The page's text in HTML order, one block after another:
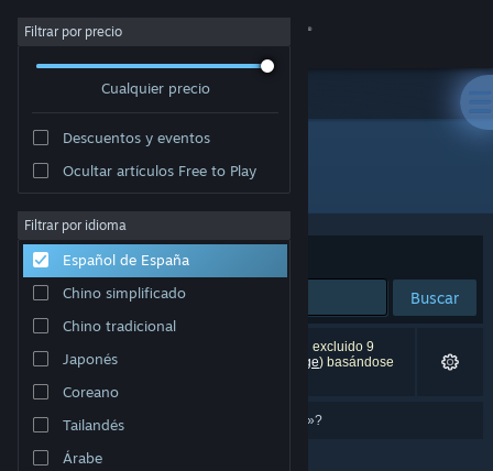
Iniciar sesión
Acerca de
Soporte
Cambiar idioma
Descargar Steam Mobile
Ver versión clásica
Filtrar por precio
Cualquier precio
Descuentos y eventos
Ocultar artículos Free to Play
Filtrar por idioma
Español de España
Chino simplificado
Chino tradicional
Japonés
Coreano
Tailandés
Árabe
"Love in the Time of Spellphage"
Ordenar por Relevancia
Buscar
0 resultados coinciden con la búsqueda. Se han excluido 9
títulos (entre ellos,
Love in the Time of Spellphage) basándose
¿Quisiste decir «love in them time of spellphage »?